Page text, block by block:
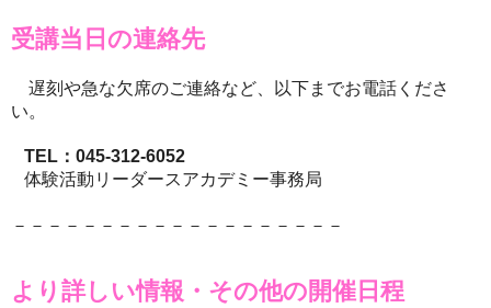
受講当 日の連絡先
遅刻や急な欠席のご連絡など、以下までお電話くださ
い。
TEL：045-312-6052
体験活動リーダースアカデミー事務局
－－－－－－－－－－－－－－－－－－－
より詳しい情報・その他の開催日程